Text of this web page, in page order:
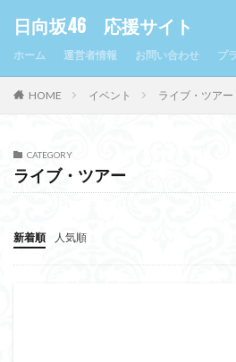
日向坂46 応援サイト
ホーム 運営者情報 お問い合わせ プ
HOME イベント ライブ・ツアー
CATEGORY
ライブ・ツアー
新着順 人気順